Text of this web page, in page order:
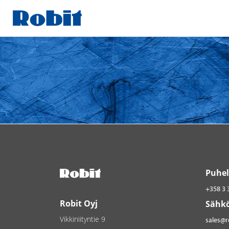
Skip
to
content
Robit Oyj
Vikkiniityntie 9
+358 3